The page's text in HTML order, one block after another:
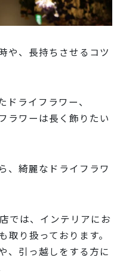
や、長持ちさせるコツ
ライフラワー、
ラワーは長く飾りたい
、綺麗なドライフラワ
では、インテリアにお
り扱っております。
、引っ越しをする方に